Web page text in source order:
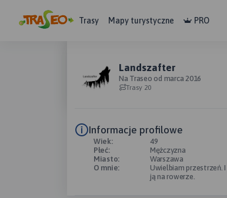
Trasy Mapy turystyczne PRO
Landszafter
Na Traseo od marca 2016
Trasy 20
Informacje profilowe
Wiek:
49
Płeć:
Mężczyzna
Miasto:
Warszawa
O mnie:
Uwielbiam przestrzeń.
ją na rowerze.